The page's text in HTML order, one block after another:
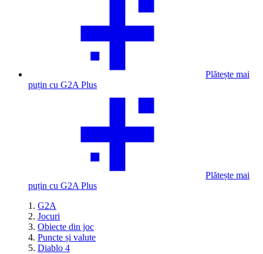
Plătește mai
puțin cu G2A Plus
Plătește mai
puțin cu G2A Plus
G2A
Jocuri
Obiecte din joc
Puncte și valute
Diablo 4